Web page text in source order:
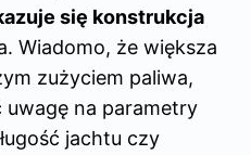
się konstrukcja
Wiadomo, że większa
zużyciem paliwa,
na parametry
jachtu czy